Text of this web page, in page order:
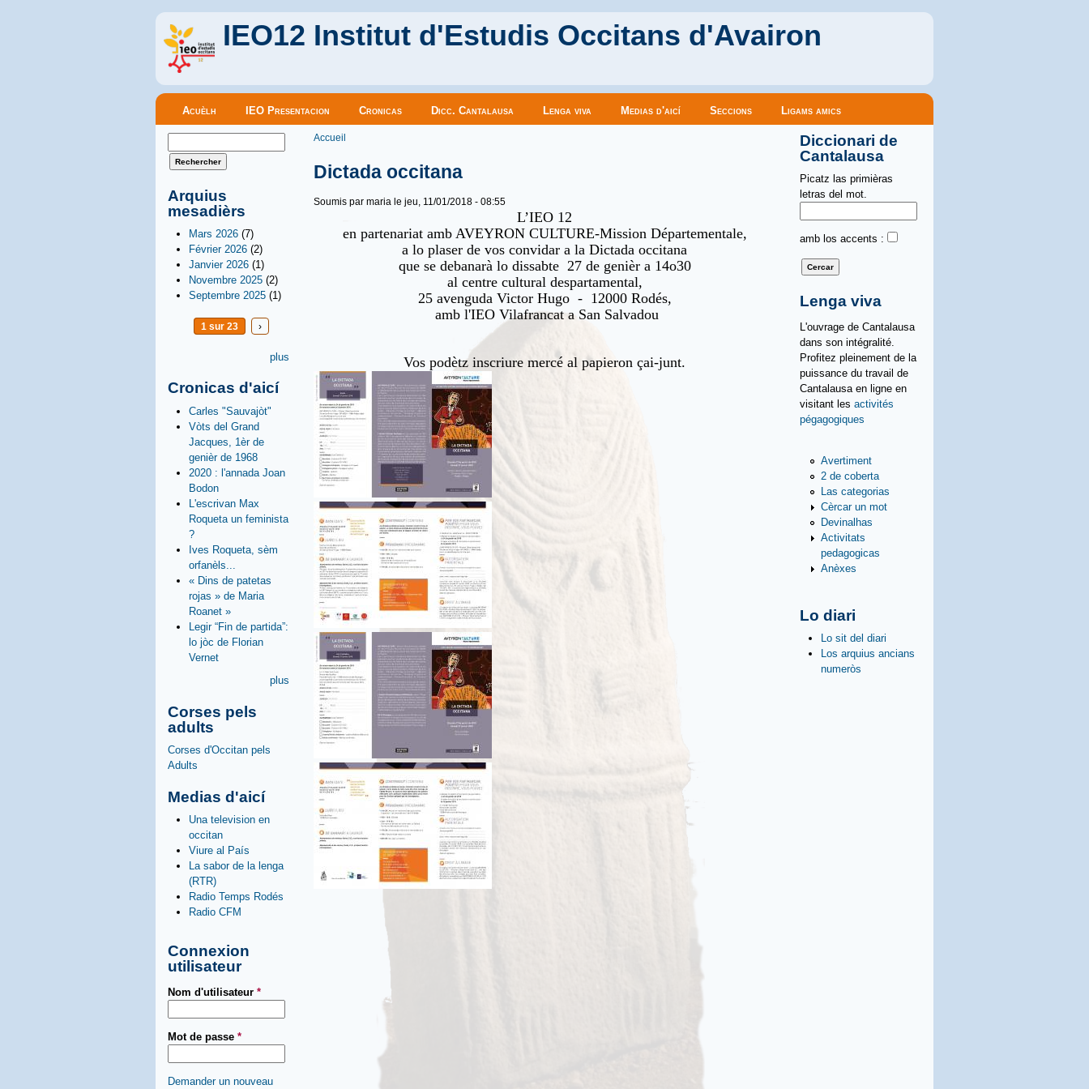
IEO12 Institut d'Estudis Occitans d'Avairon
Menu principal
Acuèlh IEO Presentacion Cronicas Dicc. Cantalausa Lenga viva Medias d'aicí Seccions Ligams amics
Formulaire de recherche
Arquius
mesadièrs
Mars 2026 (7)
Février 2026 (2)
Janvier 2026 (1)
Novembre 2025 (2)
Septembre 2025 (1)
1 sur 23 ›
plus
Cronicas d'aicí
Carles "Sauvajòt"
Vòts del Grand
Jacques, 1èr de
genièr de 1968
2020 : l'annada Joan
Bodon
L'escrivan Max
Roqueta un feminista
?
Ives Roqueta, sèm
orfanèls...
« Dins de patetas
rojas » de Maria
Roanet »
Legir “Fin de partida”:
lo jòc de Florian
Vernet
plus
Corses pels
adults
Corses d'Occitan pels
Adults
Medias d'aicí
Una television en
occitan
Viure al País
La sabor de la lenga
(RTR)
Radio Temps Rodés
Radio CFM
Connexion
utilisateur
Nom d'utilisateur *
Mot de passe *
Demander un nouveau
Vous êtes ici
Accueil
Dictada occitana
Soumis par maria le jeu, 11/01/2018 - 08:55
L’IEO 12
en partenariat amb AVEYRON CULTURE-Mission Départementale,
a lo plaser de vos convidar a la Dictada occitana
que se debanarà lo dissabte 27 de genièr a 14o30
al centre cultural despartamental,
25 avenguda Victor Hugo - 12000 Rodés,
amb l'IEO Vilafrancat a San Salvadou
Vos podètz inscriure mercé al papieron çai-junt.
Diccionari de
Cantalausa
Picatz las primièras
letras del mot.
amb los accents :
Lenga viva
L'ouvrage de Cantalausa
dans son intégralité.
Profitez pleinement de la
puissance du travail de
Cantalausa en ligne en
visitant les activités
pégagogiques
Avertiment
2 de coberta
Las categorias
Cèrcar un mot
Devinalhas
Activitats
pedagogicas
Anèxes
Lo diari
Lo sit del diari
Los arquius ancians
numeròs